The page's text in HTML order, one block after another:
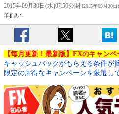
2015年09月30日(水)07:56公開 [2015年09月30
羊飼い
【毎月更新！最新版】FXのキャンペ
キャッシュバックがもらえる条件が
限定のお得なキャンペーンを厳選し